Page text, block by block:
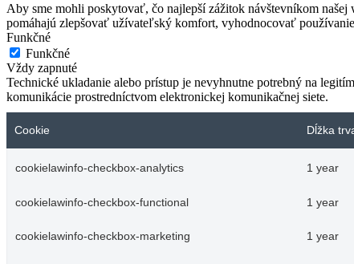
Aby sme mohli poskytovať, čo najlepší zážitok návštevníkom
pomáhajú zlepšovať užívateľský komfort, vyhodnocovať
Funkčné
Funkčné
Vždy zapnuté
Technické ukladanie alebo prístup je nevyhnutne potrebný na
komunikácie prostredníctvom elektronickej komunikačnej siete.
Cookie Dĺžka
cookielawinfo-checkbox-analytics 1 year
cookielawinfo-checkbox-functional 1 year
cookielawinfo-checkbox-marketing 1 year